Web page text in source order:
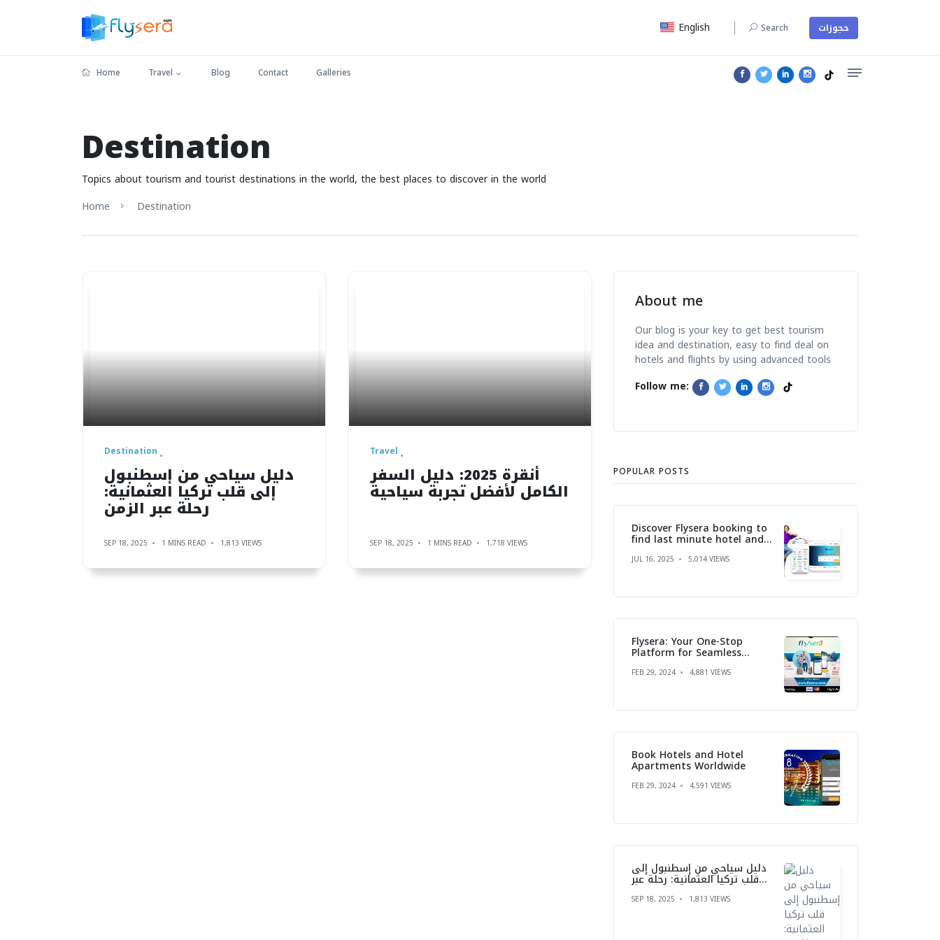
English Search حجوزات
Home Travel Blog Contact Galleries
Destination
Topics about tourism and tourist destinations in the world, the best places to discover in the world
Home
Destination
Destination
دليل سياحي من إسطنبول
إلى قلب تركيا العثمانية:
رحلة عبر الزمن
SEP 18, 2025 1 MINS READ 1,813 VIEWS
Travel
أنقرة 2025: دليل السفر
الكامل لأفضل تجربة سياحية
SEP 18, 2025 1 MINS READ 1,718 VIEWS
About me
Our blog is your key to get best tourism
idea and destination, easy to find deal on
hotels and flights by using advanced tools
Follow me:
POPULAR POSTS
Discover Flysera booking to
find last minute hotel and
JUL 16, 2025 5,014 VIEWS
Flysera: Your One-Stop
Platform for Seamless
FEB 29, 2024 4,881 VIEWS
Book Hotels and Hotel
Apartments Worldwide
FEB 29, 2024 4,591 VIEWS
دليل سياحي من إسطنبول إلى
قلب تركيا العثمانية: رحلة عبر
الزمن
SEP 18, 2025 1,813 VIEWS